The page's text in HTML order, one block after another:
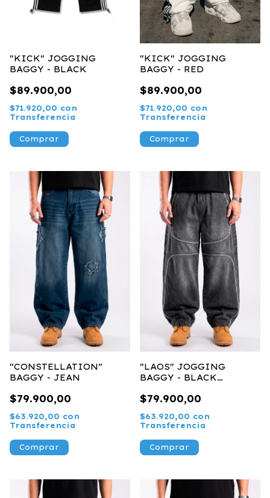
"KICK" JOGGING
BAGGY - BLACK
$89.900,00
$71.920,00 con
Transferencia
Comprar
"KICK" JOGGING
BAGGY - RED
$89.900,00
$71.920,00 con
Transferencia
Comprar
"CONSTELLATION"
BAGGY - JEAN
$79.900,00
$63.920,00 con
Transferencia
Comprar
"LAOS" JOGGING
BAGGY - BLACK
$79.900,00
$63.920,00 con
Transferencia
Comprar